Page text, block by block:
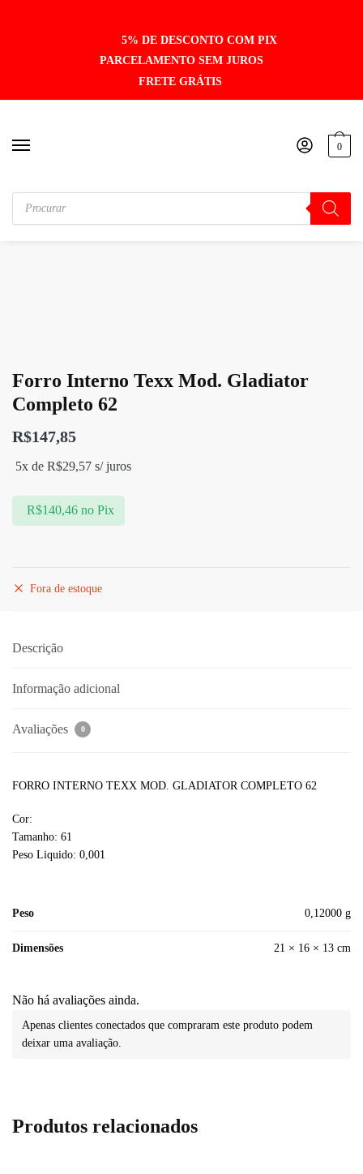
5% DE DESCONTO COM PIX
PARCELAMENTO SEM JUROS
FRETE GRÁTIS
0
Início / VSEIRAS / FORRO / REPOSIÇÃO Forro Interno Texx Mod. Gladiator Completo 62
Forro Interno Texx Mod. Gladiator
Completo 62
R$147,85
5x de R$29,57 s/ juros
R$140,46 no Pix
Fora de estoque
Descrição
Informação adicional
Avaliações 0
FORRO INTERNO TEXX MOD. GLADIATOR COMPLETO 62
Cor:
Tamanho: 61
Peso Liquido: 0,001
Peso 0,12000 g
Dimensões 21 × 16 × 13 cm
Não há avaliações ainda.
Apenas clientes conectados que compraram este produto podem
deixar uma avaliação.
Produtos relacionados